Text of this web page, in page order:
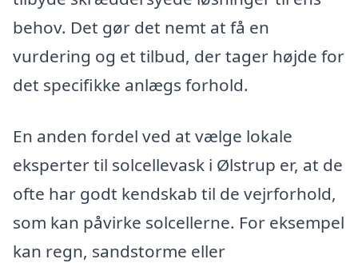
behov. Det gør det nemt at få en
vurdering og et tilbud, der tager højde for
det specifikke anlægs forhold.
En anden fordel ved at vælge lokale
eksperter til solcellevask i Ølstrup er, at de
ofte har godt kendskab til de vejrforhold,
som kan påvirke solcellerne. For eksempel
kan regn, sandstorme eller